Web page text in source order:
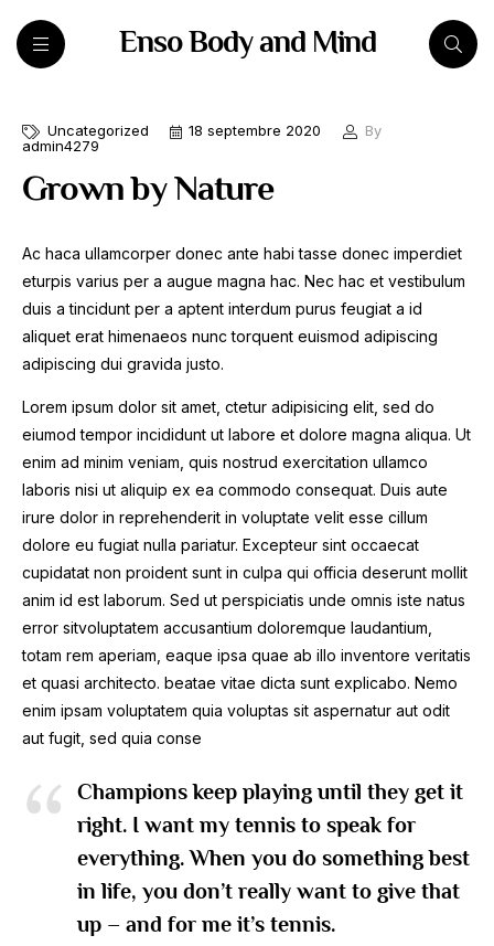
Enso Body and Mind
Uncategorized 18 septembre 2020
By
admin4279
Grown by Nature
Ac haca ullamcorper donec ante habi tasse donec imperdiet
eturpis varius per a augue magna hac. Nec hac et vestibulum
duis a tincidunt per a aptent interdum purus feugiat a id
aliquet erat himenaeos nunc torquent euismod adipiscing
adipiscing dui gravida justo.
Lorem ipsum dolor sit amet, ctetur adipisicing elit, sed do
eiumod tempor incididunt ut labore et dolore magna aliqua. Ut
enim ad minim veniam, quis nostrud exercitation ullamco
laboris nisi ut aliquip ex ea commodo consequat. Duis aute
irure dolor in reprehenderit in voluptate velit esse cillum
dolore eu fugiat nulla pariatur. Excepteur sint occaecat
cupidatat non proident sunt in culpa qui officia deserunt mollit
anim id est laborum. Sed ut perspiciatis unde omnis iste natus
error sitvoluptatem accusantium doloremque laudantium,
totam rem aperiam, eaque ipsa quae ab illo inventore veritatis
et quasi architecto. beatae vitae dicta sunt explicabo. Nemo
enim ipsam voluptatem quia voluptas sit aspernatur aut odit
aut fugit, sed quia conse
Champions keep playing until they get it
right. I want my tennis to speak for
everything. When you do something best
in life, you don’t really want to give that
up – and for me it’s tennis.